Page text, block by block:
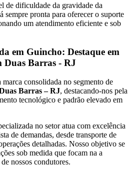
de dificuldade da gravidade da
sempre pronta para oferecer o suporte
um atendimento eficiente e sob
em Guincho: Destaque em
Duas Barras - RJ
marca consolidada no segmento de
Barras – RJ, destacando-nos pela
tecnológico e padrão elevado em
no setor atua com excelência
de demandas, desde transporte de
detalhadas. Nosso objetivo se
sob medida que focam na a
nossos condutores.